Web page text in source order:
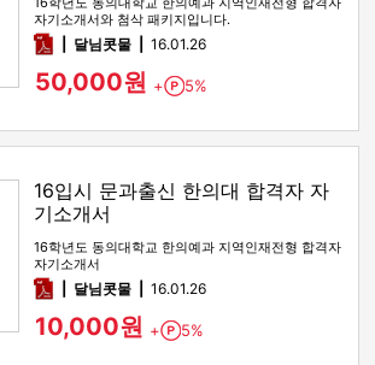
자기소개서와 첨삭 패키지입니다.
pdf달님콧물 16.01.26
50,000원 + Point
5%
16입시 문과출신 한의대 합격자 자
기소개서
16학년도 동의대학교 한의예과 지역인재전형 합격자
자기소개서
pdf달님콧물 16.01.26
10,000원 + Point
5%